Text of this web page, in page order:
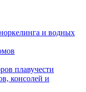
и водных
плавучести
консолей и